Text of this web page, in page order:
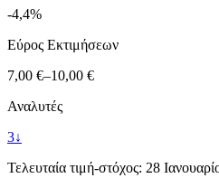
-4,4%
Εύρος Εκτιμήσεων
7,00 €–10,00 €
Αναλυτές
3↓
Τελευταία τιμή-στόχος: 28